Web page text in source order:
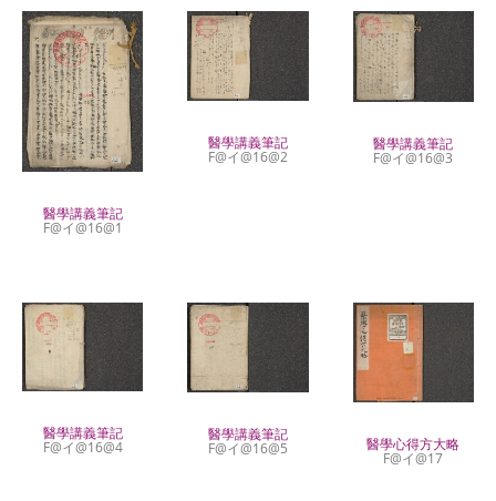
醫學講義筆記
F@イ@16@1
醫學講義筆記
F@イ@16@2
醫學講義筆記
F@イ@16@3
醫學講義筆記
F@イ@16@4
醫學講義筆記
F@イ@16@5 醫學心得方大略
F@イ@17